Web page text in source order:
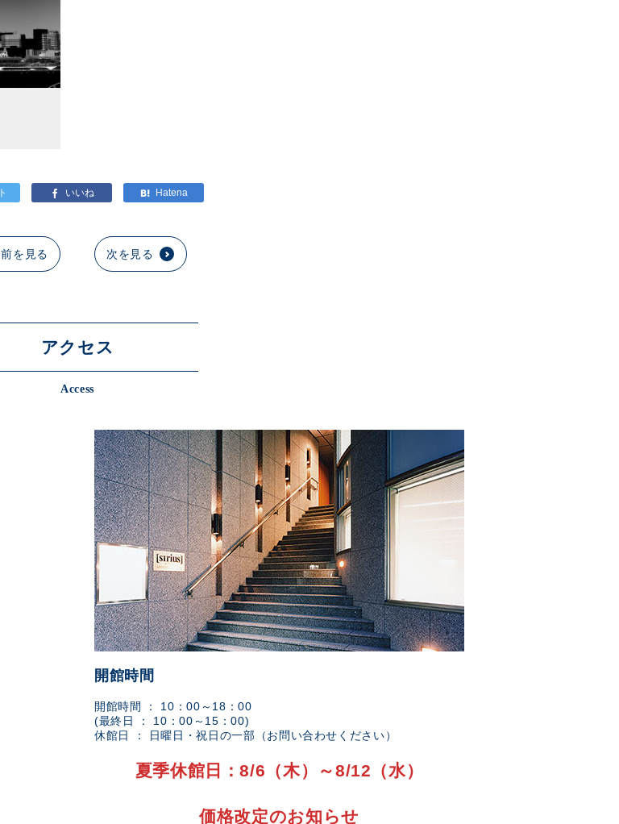
前を見る 次を見る
アクセス
Access
開館時間
開館時間 ： 10：00～18：00
(最終日 ： 10：00～15：00)
休館日 ： 日曜日・祝日の一部（お問い合わせください）
夏季休館日：8/6（木）～8/12（水）
価格改定のお知らせ